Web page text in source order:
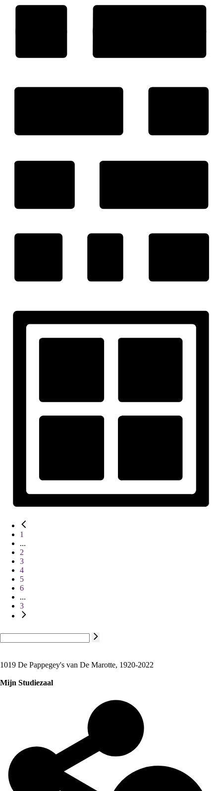
1
...
2
3
4
5
6
...
3
1019 De Pappegey's van De Marotte, 1920-2022
Mijn Studiezaal